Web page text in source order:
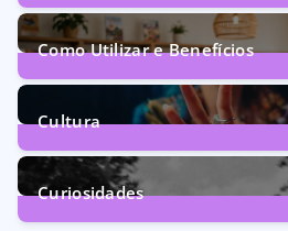
72Posts
Como Utilizar e Benefícios
160Posts
Cultura
246Posts
Curiosidades